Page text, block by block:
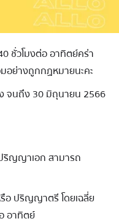
ชั่วโมงต่อ อาทิตย์คร่า
อย่างถูกกฏหมายนะคะ
จนถึง 30 มิถุนายน 2566
ริญญาเอก สามารถ
อ ปริญญาตรี โดยเฉลี่ย
อาทิตย์